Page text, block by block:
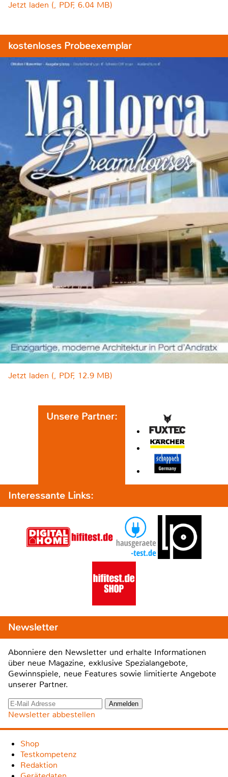
Jetzt laden (, PDF, 6.04 MB)
kostenloses Probeexemplar
Jetzt laden (, PDF, 12.9 MB)
Unsere Partner:
Interessante Links:
Newsletter
Abonniere den Newsletter und erhalte Informationen
über neue Magazine, exklusive Spezialangebote,
Gewinnspiele, neue Features sowie limitierte Angebote
unserer Partner.
Newsletter abbestellen
Shop
Testkompetenz
Redaktion